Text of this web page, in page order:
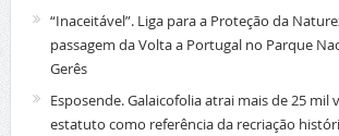
“Inaceitável”. Liga para a Proteção da
passagem da Volta a Portugal no Parque
Gerês
Esposende. Galaicofolia atrai mais de 25 mil
estatuto como referência da recriação